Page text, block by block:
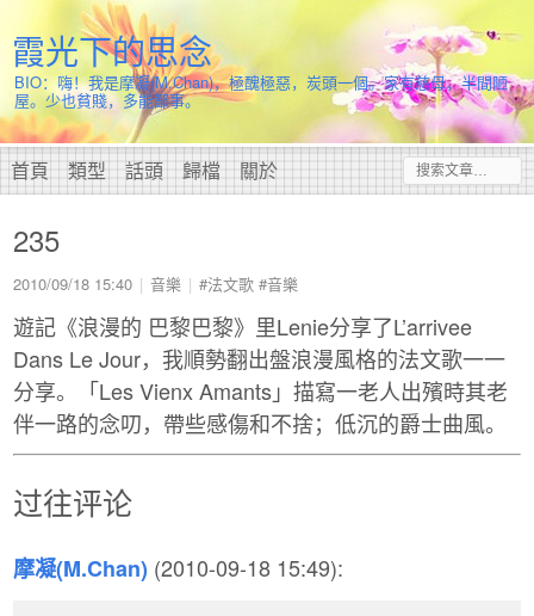
霞光下的思念
BIO：嗨！我是摩凝(M.Chan)，極醜極惡，炭頭一個。家有慈母，半間陋
屋。少也貧賤，多能鄙事。
首頁 類型 話頭 歸檔 關於
235
2010/09/18 15:40 音樂 #法文歌 #音樂
遊記《浪漫的 巴黎巴黎》里Lenie分享了L’arrivee
Dans Le Jour，我順勢翻出盤浪漫風格的法文歌一一
分享。「Les Vienx Amants」描寫一老人出殯時其老
伴一路的念叨，帶些感傷和不捨；低沉的爵士曲風。
过往评论
摩凝(M.Chan) (2010-09-18 15:49):